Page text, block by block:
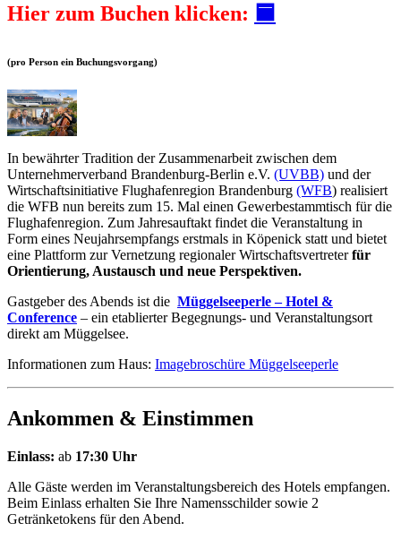
Hier zum Buchen klicken: 🟦
(pro Person ein Buchungsvorgang)
In bewährter Tradition der Zusammenarbeit zwischen dem
Unternehmerverband Brandenburg-Berlin e.V. (UVBB) und der
Wirtschaftsinitiative Flughafenregion Brandenburg (WFB) realisiert
die WFB nun bereits zum 15. Mal einen Gewerbestammtisch für die
Flughafenregion. Zum Jahresauftakt findet die Veranstaltung in
Form eines Neujahrsempfangs erstmals in Köpenick statt und bietet
eine Plattform zur Vernetzung regionaler Wirtschaftsvertreterfür
Orientierung, Austausch und neue Perspektiven.
Gastgeber des Abends ist die Müggelseeperle – Hotel &
Conference – ein etablierter Begegnungs- und Veranstaltungsort
direkt am Müggelsee.
Informationen zum Haus: Imagebroschüre Müggelseeperle
Ankommen & Einstimmen
Einlass: ab 17:30 Uhr
Alle Gäste werden im Veranstaltungsbereich des Hotels empfangen.
Beim Einlass erhalten Sie Ihre Namensschilder sowie 2
Getränketokens für den Abend.